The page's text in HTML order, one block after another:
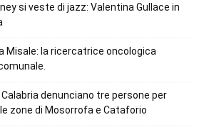
si veste di jazz: Valentina Gullace in
Misale: la ricercatrice oncologica
denunciano tre persone per
zone di Mosorrofa e Cataforio